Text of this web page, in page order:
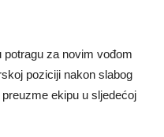
potragu za novim vođom
poziciji nakon slabog
ekipu u sljedećoj